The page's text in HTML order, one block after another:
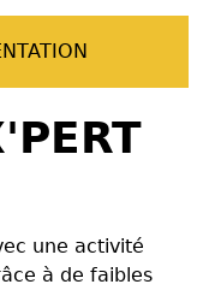
une activité
à de faibles